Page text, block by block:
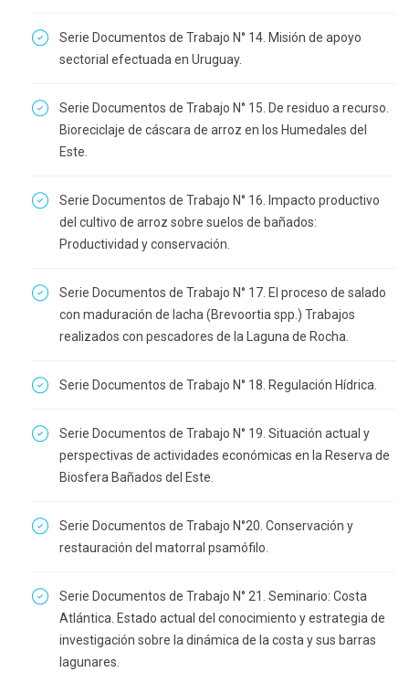
Serie Documentos de Trabajo N° 14. Misión de apoyo
sectorial efectuada en Uruguay.
Serie Documentos de Trabajo N° 15. De residuo a recurso.
Bioreciclaje de cáscara de arroz en los Humedales del
Este.
Serie Documentos de Trabajo N° 16. Impacto productivo
del cultivo de arroz sobre suelos de bañados:
Productividad y conservación.
Serie Documentos de Trabajo N° 17. El proceso de salado
con maduración de lacha (Brevoortia spp.) Trabajos
realizados con pescadores de la Laguna de Rocha.
Serie Documentos de Trabajo N° 18. Regulación Hídrica.
Serie Documentos de Trabajo N° 19. Situación actual y
perspectivas de actividades económicas en la Reserva de
Biosfera Bañados del Este.
Serie Documentos de Trabajo N°20. Conservación y
restauración del matorral psamófilo.
Serie Documentos de Trabajo N° 21. Seminario: Costa
Atlántica. Estado actual del conocimiento y estrategia de
investigación sobre la dinámica de la costa y sus barras
lagunares.